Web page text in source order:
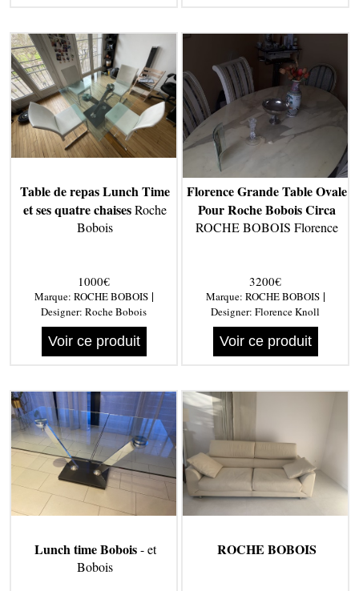
Table de repas Lunch Time
et ses quatre chaisesRoche
Bobois
1000€
Marque: ROCHE BOBOIS|
Designer: Roche Bobois
Voir ce produit
Florence Grande Table Ovale
Pour Roche Bobois Circa
ROCHE BOBOIS Florence
3200€
Marque: ROCHE BOBOIS|
Designer: Florence Knoll
Voir ce produit
Lunch time Bobois- et
Bobois
ROCHE BOBOIS